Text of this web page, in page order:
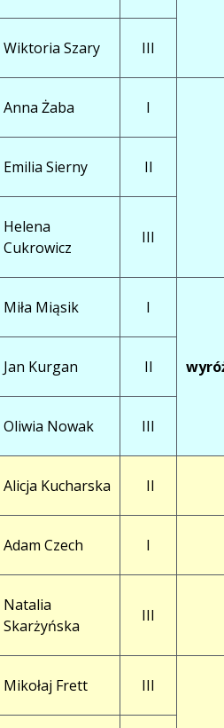
Wiktoria Szary III
Anna Żaba I
Emilia Sierny II
Helena
Cukrowicz
III
Miła Miąsik I
Jan Kurgan II
Oliwia Nowak III
Alicja Kucharska II
Adam Czech I
Natalia
Skarżyńska
III
Mikołaj Frett III